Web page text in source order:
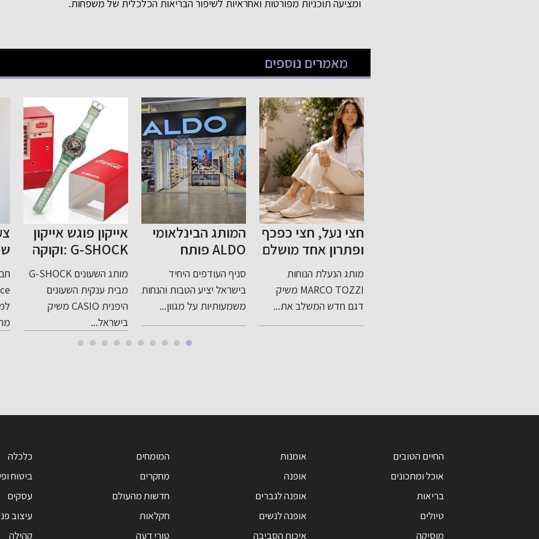
ומציעה תוכניות מפורטות ואחראיות לשיפור הבריאות הכלכלית של משפחות.
מאמרים נוספים
המותג הבינלאומי
ALDO פותח
בישראל חנות
עודפים יחידה
במתחם הקניות
חוצות המפרץ
סניף העודפים היחיד
בישראל יציע הטבות והנחות
משמעותיות על מגוון...
אייקון פוגש אייקון
G-SHOCK :וקוקה
פעולה במהדורה
סופר מוגבלת
מותג השעונים G-SHOCK
מבית ענקית השעונים
היפנית CASIO משיק
צעד נוסף בפתיחת
שוק התשלומים
בישראל לתחרות
חברת WorldCom
Finance קיבלה רישיון
למתן שירותי תשלום
מרשות ניירות...
החיים הטובים
אוכל ומתכונים
בריאות
טיולים
מוסיקה
אומנות
אופנה
אופנה לגברים
אופנה לנשים
איכות הסביבה
המומחים
מחקרים
חדשות מהעולם
חקלאות
טורי דעה
כלכלה
ביטוח
עסקים
עיצוב
קהילה